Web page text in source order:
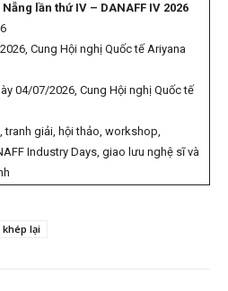
lần thứ IV – DANAFF IV 2026
Cung Hội nghị Quốc tế Ariyana
04/07/2026, Cung Hội nghị Quốc tế
tranh giải, hội thảo, workshop,
Industry Days, giao lưu nghệ sĩ và
khép lại